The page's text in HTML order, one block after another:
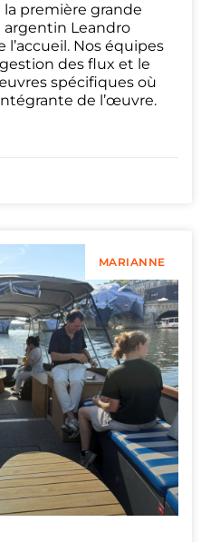
la première grande
argentin Leandro
Nos équipes
des flux et le
spécifiques où
de l’œuvre.
MARIANNE